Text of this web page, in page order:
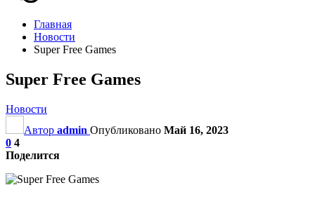
Главная
Новости
Super Free Games
Super Free Games
Новости
Автор admin Опубликовано Май 16, 2023
0 4
Поделится